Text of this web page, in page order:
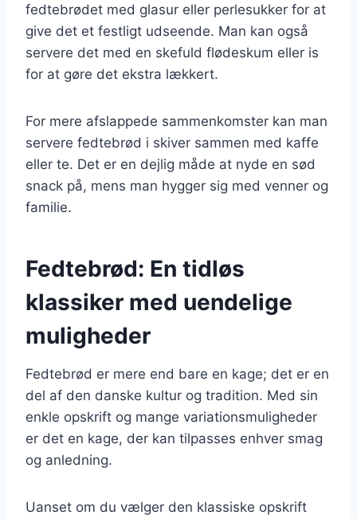
fedtebrødet med glasur eller perlesukker for at
give det et festligt udseende. Man kan også
servere det med en skefuld flødeskum eller is
for at gøre det ekstra lækkert.
For mere afslappede sammenkomster kan man
servere fedtebrød i skiver sammen med kaffe
eller te. Det er en dejlig måde at nyde en sød
snack på, mens man hygger sig med venner og
familie.
Fedtebrød: En tidløs
klassiker med uendelige
muligheder
Fedtebrød er mere end bare en kage; det er en
del af den danske kultur og tradition. Med sin
enkle opskrift og mange variationsmuligheder
er det en kage, der kan tilpasses enhver smag
og anledning.
Uanset om du vælger den klassiske opskrift